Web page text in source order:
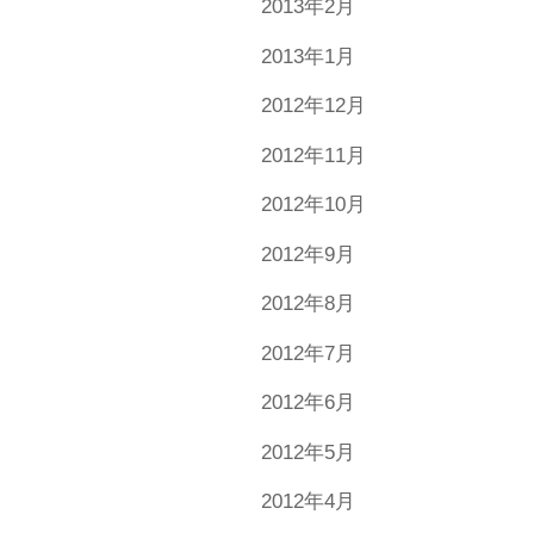
2013年2月
2013年1月
2012年12月
2012年11月
2012年10月
2012年9月
2012年8月
2012年7月
2012年6月
2012年5月
2012年4月